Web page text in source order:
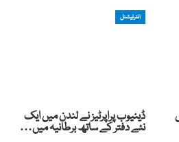
انٹرنیشنل
ڈینیوب پراپرٹیز نے لندن میں ایک
نئے دفتر کے ساتھ برطانیہ میں…